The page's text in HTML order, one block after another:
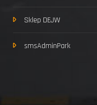
Sklep DEJW
smsAdminPark